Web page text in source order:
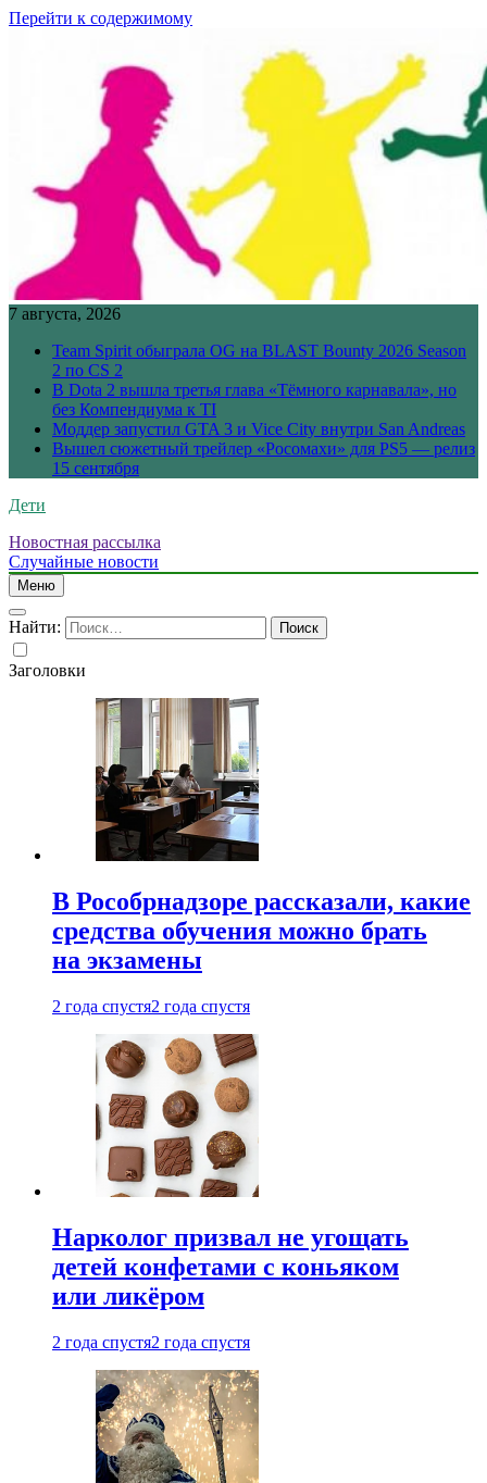
Перейти к содержимому
7 августа, 2026
Team Spirit обыграла OG на BLAST Bounty 2026 Season
2 по CS 2
В Dota 2 вышла третья глава «Тёмного карнавала», но
без Компендиума к TI
Моддер запустил GTA 3 и Vice City внутри San Andreas
Вышел сюжетный трейлер «Росомахи» для PS5 — релиз
15 сентября
Дети
Новостная рассылка
Случайные новости
Меню
Найти:
Заголовки
В Рособрнадзоре рассказали, какие
средства обучения можно брать
на экзамены
2 года спустя2 года спустя
Нарколог призвал не угощать
детей конфетами с коньяком
или ликёром
2 года спустя2 года спустя